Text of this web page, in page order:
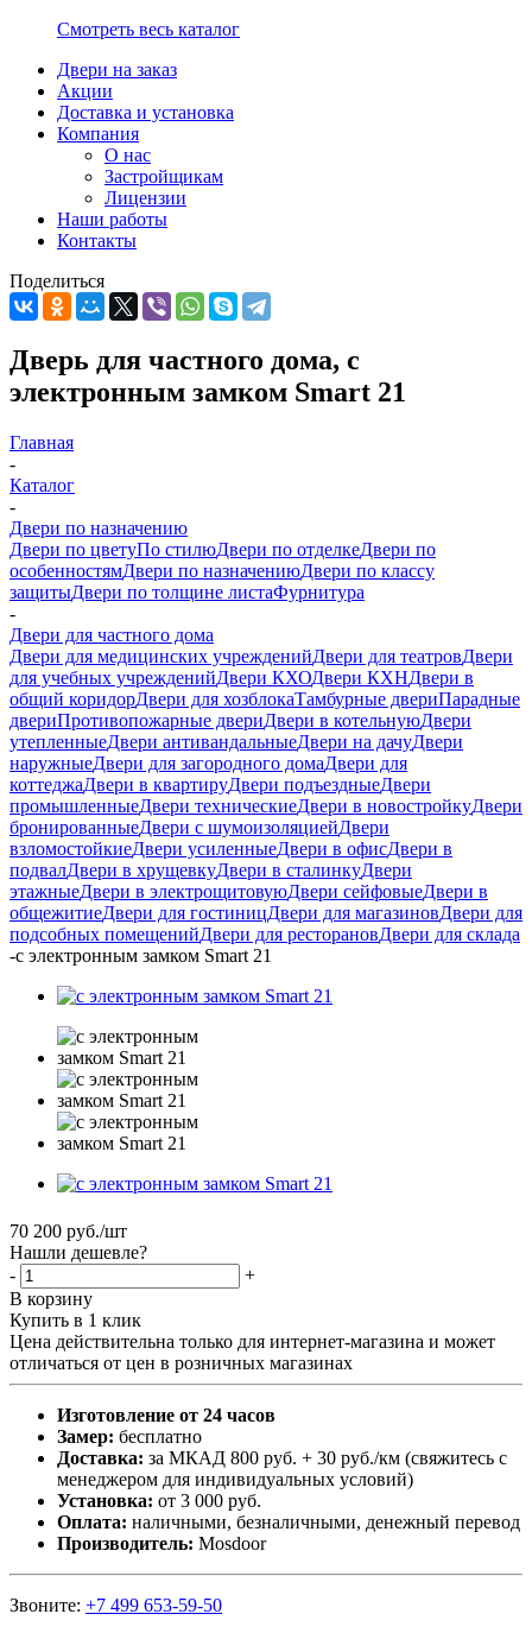
Смотреть весь каталог
Двери на заказ
Акции
Доставка и установка
Компания
О нас
Застройщикам
Лицензии
Наши работы
Контакты
Поделиться
Дверь для частного дома, с
электронным замком Smart 21
Главная
-
Каталог
-
Двери по назначению
Двери по цветуПо стилюДвери по отделкеДвери по
особенностямДвери по назначениюДвери по классу
защитыДвери по толщине листаФурнитура
-
Двери для частного дома
Двери для медицинских учрежденийДвери для театровДвери
для учебных учрежденийДвери КХОДвери КХНДвери в
общий коридорДвери для хозблокаТамбурные двериПарадные
двериПротивопожарные двериДвери в котельнуюДвери
утепленныеДвери антивандальныеДвери на дачуДвери
наружныеДвери для загородного домаДвери для
коттеджаДвери в квартируДвери подъездныеДвери
промышленныеДвери техническиеДвери в новостройкуДвери
бронированныеДвери с шумоизоляциейДвери
взломостойкиеДвери усиленныеДвери в офисДвери в
подвалДвери в хрущевкуДвери в сталинкуДвери
этажныеДвери в электрощитовуюДвери сейфовыеДвери в
общежитиеДвери для гостиницДвери для магазиновДвери для
подсобных помещенийДвери для ресторановДвери для склада
-с электронным замком Smart 21
70 200 руб./шт
Нашли дешевле?
-
+
В корзину
Купить в 1 клик
Цена действительна только для интернет-магазина и может
отличаться от цен в розничных магазинах
Изготовление от 24 часов
Замер: бесплатно
Доставка: за МКАД 800 руб. + 30 руб./км (свяжитесь с
менеджером для индивидуальных условий)
Установка: от 3 000 руб.
Оплата: наличными, безналичными, денежный перевод
Производитель: Mosdoor
Звоните: +7 499 653-59-50